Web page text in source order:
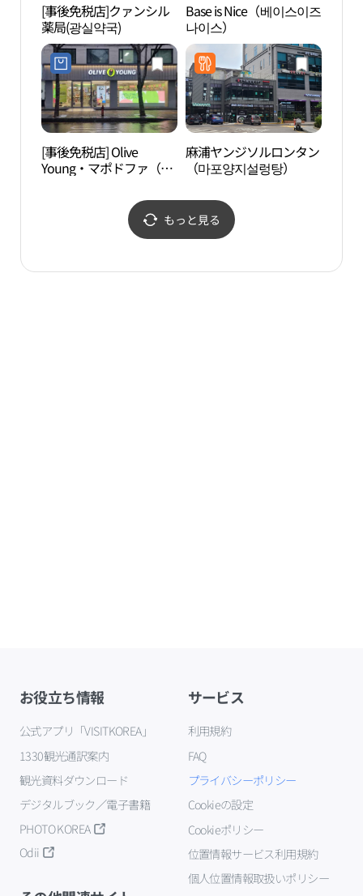
[事後免税店]クァンシル
薬局(광실약국)
Base is Nice（베이스이즈
나이스）
[事後免税店] Olive
Young・マポドファ（麻
麻浦ヤンジソルロンタン
（마포양지설렁탕）
もっと見る
お役立ち情報
公式アプリ「VISITKOREA」
1330観光通訳案内
観光資料ダウンロード
デジタルブック／電子書籍
PHOTO KOREA
Odii
サービス
利用規約
FAQ
プライバシーポリシー
Cookieの設定
Cookieポリシー
位置情報サービス利用規約
個人位置情報取扱いポリシー